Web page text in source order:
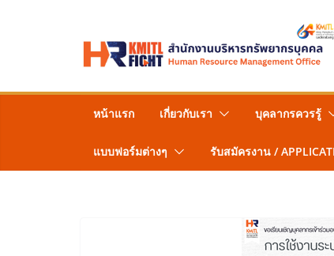
หน้าแรก เกี่ยวกับเรา บุคลากรควรรู้
แบบฟอร์มต่างๆ รับสมัครงาน /